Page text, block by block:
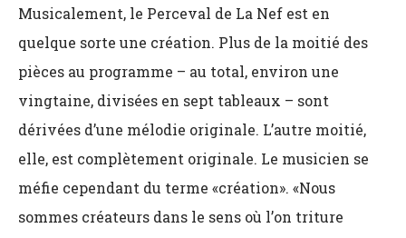
Musicalement, le Perceval de La Nef est en
quelque sorte une création. Plus de la moitié des
pièces au programme – au total, environ une
vingtaine, divisées en sept tableaux – sont
dérivées d’une mélodie originale. L’autre moitié,
elle, est complètement originale. Le musicien se
méfie cependant du terme «création». «Nous
sommes créateurs dans le sens où l’on triture